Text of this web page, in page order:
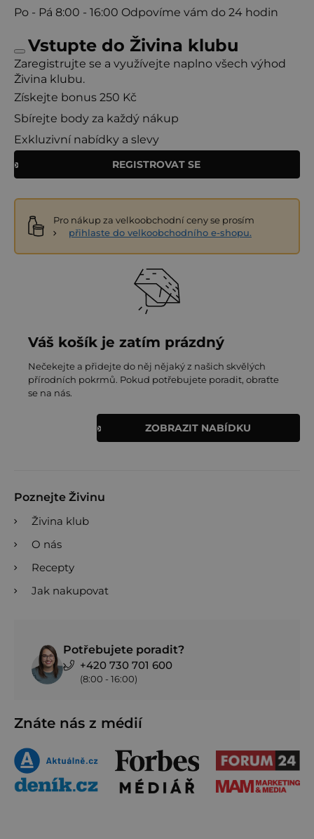
Po - Pá 8:00 - 16:00 Odpovíme vám do 24 hodin
Vstupte do Živina klubu
Zaregistrujte se a využívejte naplno všech výhod
Živina klubu.
Získejte bonus 250 Kč
Sbírejte body za každý nákup
Exkluzivní nabídky a slevy
REGISTROVAT SE
Pro nákup za velkoobchodní ceny se prosím
přihlaste do velkoobchodního e-shopu.
Váš košík je zatím prázdný
Nečekejte a přidejte do něj nějaký z našich skvělých
přírodních pokrmů. Pokud potřebujete poradit, obraťte
se na nás.
ZOBRAZIT NABÍDKU
Poznejte Živinu
Živina klub
O nás
Recepty
Jak nakupovat
Potřebujete poradit?
+420 730 701 600
(8:00 - 16:00)
Znáte nás z médií